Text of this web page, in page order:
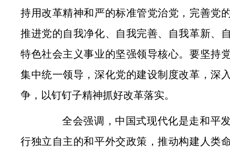
持用改革精神和严的标准管党治党，完善党
推进党的自我净化、自我完善、自我革新、
特色社会主义事业的坚强领导核心。要坚持
集中统一领导，深化党的建设制度改革，深
争，以钉钉子精神抓好改革落实。
全会强调，中国式现代化是走和平
行独立自主的和平外交政策，推动构建人类